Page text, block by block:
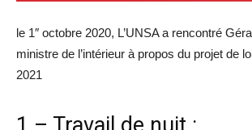
le 1″ octobre 2020, L’UNSA a rencontré
ministre de l’intérieur à propos du projet de
2021
1 – Travail de nuit :